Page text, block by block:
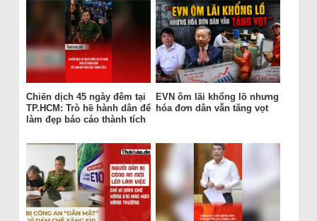
Chiến dịch 45 ngày đêm tại
TP.HCM: Trò hề hành dân để
làm đẹp báo cáo thành tích
EVN ôm lãi khổng lồ nhưng
hóa đơn dân vẫn tăng vọt